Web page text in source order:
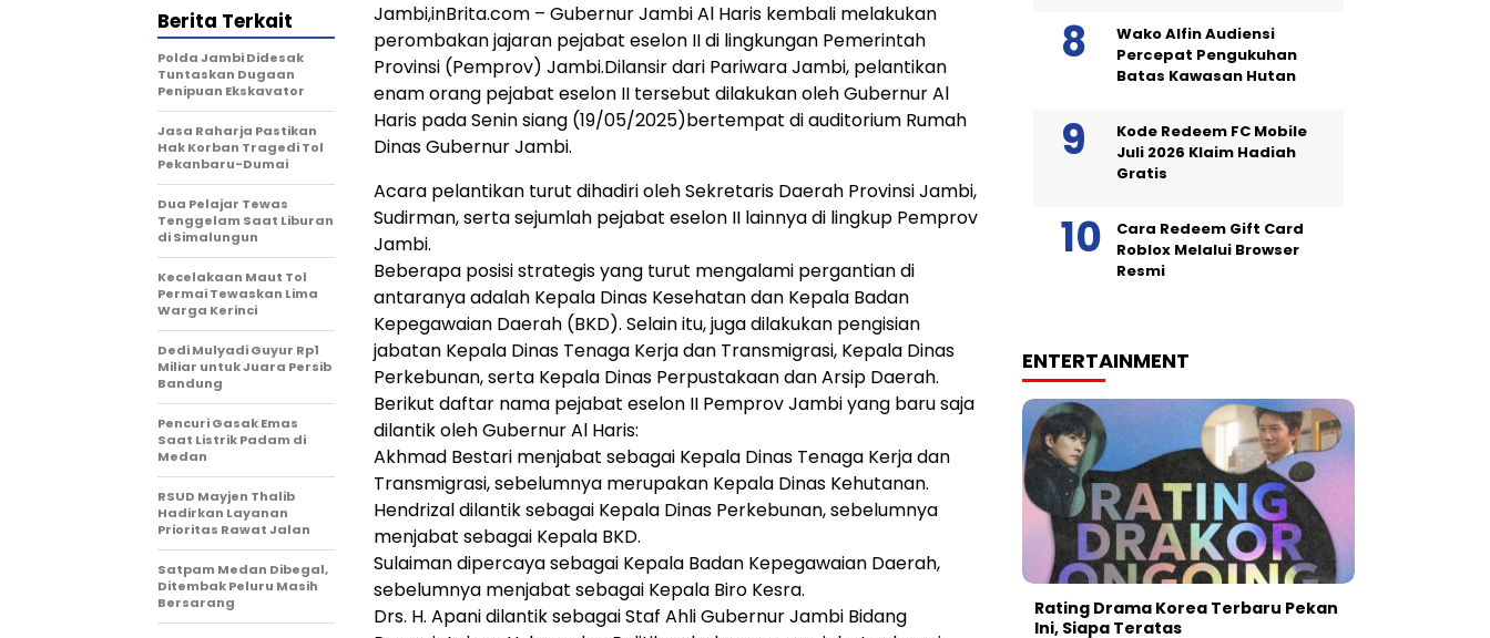
Jambi,inBrita.com – Gubernur Jambi Al Haris kembali melakukan
perombakan jajaran pejabat eselon II di lingkungan Pemerintah
Provinsi (Pemprov) Jambi.Dilansir dari Pariwara Jambi, pelantikan
enam orang pejabat eselon II tersebut dilakukan oleh Gubernur Al
Haris pada Senin siang (19/05/2025)bertempat di auditorium Rumah
Dinas Gubernur Jambi.
Acara pelantikan turut dihadiri oleh Sekretaris Daerah Provinsi Jambi,
Sudirman, serta sejumlah pejabat eselon II lainnya di lingkup Pemprov
Jambi.
Beberapa posisi strategis yang turut mengalami pergantian di
antaranya adalah Kepala Dinas Kesehatan dan Kepala Badan
Kepegawaian Daerah (BKD). Selain itu, juga dilakukan pengisian
jabatan Kepala Dinas Tenaga Kerja dan Transmigrasi, Kepala Dinas
Perkebunan, serta Kepala Dinas Perpustakaan dan Arsip Daerah.
Berikut daftar nama pejabat eselon II Pemprov Jambi yang baru saja
dilantik oleh Gubernur Al Haris:
Akhmad Bestari menjabat sebagai Kepala Dinas Tenaga Kerja dan
Transmigrasi, sebelumnya merupakan Kepala Dinas Kehutanan.
Hendrizal dilantik sebagai Kepala Dinas Perkebunan, sebelumnya
menjabat sebagai Kepala BKD.
Sulaiman dipercaya sebagai Kepala Badan Kepegawaian Daerah,
sebelumnya menjabat sebagai Kepala Biro Kesra.
Drs. H. Apani dilantik sebagai Staf Ahli Gubernur Jambi Bidang
Berita Terkait
Polda Jambi Didesak
Tuntaskan Dugaan
Penipuan Ekskavator
Jasa Raharja Pastikan
Hak Korban Tragedi Tol
Pekanbaru-Dumai
Dua Pelajar Tewas
Tenggelam Saat Liburan
di Simalungun
Kecelakaan Maut Tol
Permai Tewaskan Lima
Warga Kerinci
Dedi Mulyadi Guyur Rp1
Miliar untuk Juara Persib
Bandung
Pencuri Gasak Emas
Saat Listrik Padam di
Medan
RSUD Mayjen Thalib
Hadirkan Layanan
Prioritas Rawat Jalan
Satpam Medan Dibegal,
Ditembak Peluru Masih
Bersarang
Wako Alfin Audiensi
Percepat Pengukuhan
Batas Kawasan Hutan
Kode Redeem FC Mobile
Juli 2026 Klaim Hadiah
Gratis
Cara Redeem Gift Card
Roblox Melalui Browser
Resmi
ENTERTAINMENT
Rating Drama Korea Terbaru Pekan
Ini, Siapa Teratas